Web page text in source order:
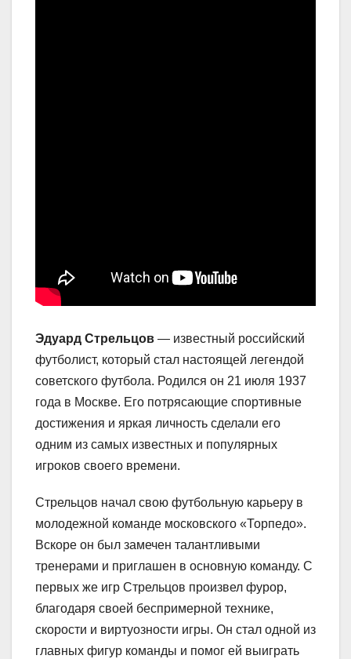
Эдуард Стрельцов — известный российский
футболист, который стал настоящей легендой
советского футбола. Родился он 21 июля 1937
года в Москве. Его потрясающие спортивные
достижения и яркая личность сделали его
одним из самых известных и популярных
игроков своего времени.
Стрельцов начал свою футбольную карьеру в
молодежной команде московского «Торпедо».
Вскоре он был замечен талантливыми
тренерами и приглашен в основную команду. С
первых же игр Стрельцов произвел фурор,
благодаря своей беспримерной технике,
скорости и виртуозности игры. Он стал одной из
главных фигур команды и помог ей выиграть